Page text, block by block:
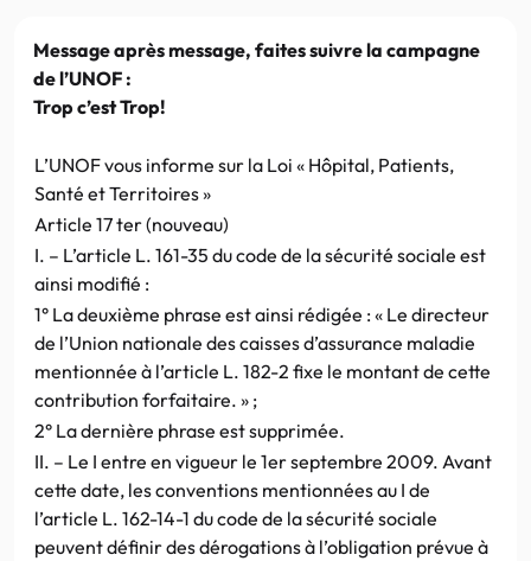
Message après message, faites suivre la campagne
de l’UNOF :
Trop c’est Trop!
L’UNOF vous informe sur la Loi « Hôpital, Patients,
Santé et Territoires »
Article 17 ter (nouveau)
I. – L’article L. 161-35 du code de la sécurité sociale est
ainsi modifié :
1° La deuxième phrase est ainsi rédigée : « Le directeur
de l’Union nationale des caisses d’assurance maladie
mentionnée à l’article L. 182-2 fixe le montant de cette
contribution forfaitaire. » ;
2° La dernière phrase est supprimée.
II. – Le I entre en vigueur le 1er septembre 2009. Avant
cette date, les conventions mentionnées au I de
l’article L. 162-14-1 du code de la sécurité sociale
peuvent définir des dérogations à l’obligation prévue à